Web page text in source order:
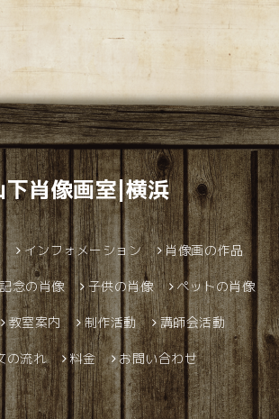
下肖像画室|横浜
インフォメーション 肖像画の作品
記念の肖像 子供の肖像 ペットの肖像
教室案内 制作活動 講師会活動
の流れ 料金 お問い合わせ